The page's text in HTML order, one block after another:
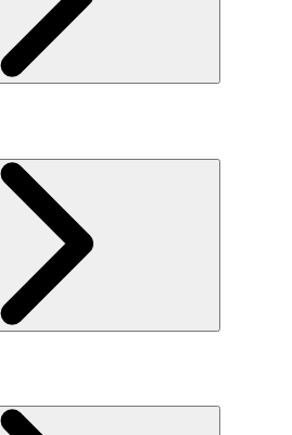
개인정보취급방침